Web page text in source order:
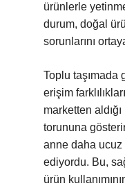
ürünlerle
durum, doğal
sorunlarını
Toplu taşımada
erişim
marketten
torununa
anne daha ucuz
ediyordu. Bu,
ürün